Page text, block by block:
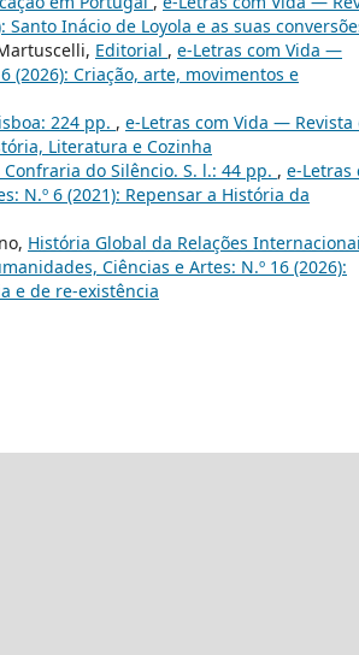
Inácio de Loyola e as suas
Editorial , e-Letras com Vida —
(2026): Criação, arte, movimentos e
224 pp. , e-Letras com Vida — Revista
Literatura e Cozinha
do Silêncio. S. l.: 44 pp. , e-Letras
N.º 6 (2021): Repensar a História da
História Global da Relações
Ciências e Artes: N.º 16 (2026):
e de re-existência